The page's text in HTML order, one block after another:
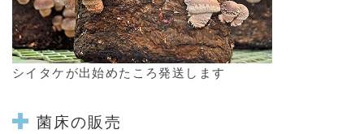
シイタケが出始めたころ発送します
菌床の販売